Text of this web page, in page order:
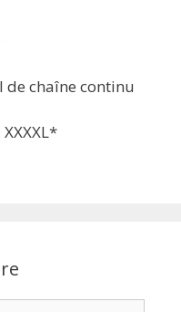
de chaîne continu
XXXXL*